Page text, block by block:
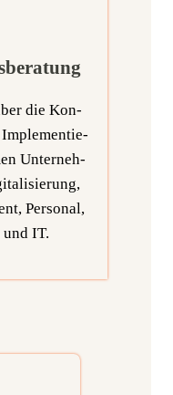
die Kon­
Imple­men­tie­
Unter­neh­
Per­so­nal,
IT.